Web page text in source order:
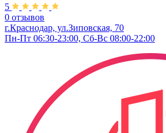
5
0 отзывов
г.Краснодар, ул.Зиповская, 70
Пн-Пт 06:30-23:00, Сб-Вс 08:00-22:00